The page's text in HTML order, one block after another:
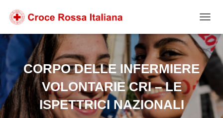
contenuto
alla
navigazione
footer
CORPO DELLE INFERMIERE
VOLONTARIE CRI – LE
ISPETTRICI NAZIONALI